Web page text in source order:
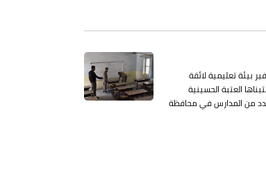
بيئة تعليمية لائقة
العتبة الحسينية
من المدارس في محافظة